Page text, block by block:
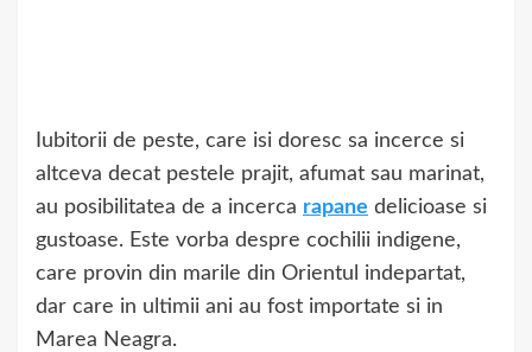
Iubitorii de peste, care isi doresc sa incerce si
altceva decat pestele prajit, afumat sau marinat,
au posibilitatea de a incerca rapane delicioase si
gustoase. Este vorba despre cochilii indigene,
care provin din marile din Orientul indepartat,
dar care in ultimii ani au fost importate si in
Marea Neagra.